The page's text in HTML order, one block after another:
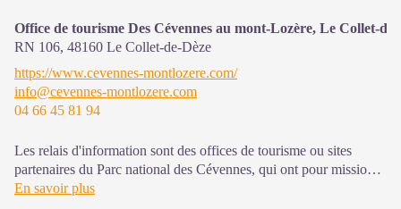
de l'office de tourisme et du Parc.
Une expo interactive présente le Parc national des Cévennes et
ses actions.
Sur place : Une boutique, librairie découverte et produits siglés
Ouvert toute l'année (se renseigner sur les jours et horaires en
saison hivernale).
Office de tourisme Des Cévennes au mont-Lozère, Le Collet-de-
RN 106, 48160 Le Collet-de-Dèze
https://www.cevennes-montlozere.com/
info@cevennes-montlozere.com
04 66 45 81 94
Les relais d'information sont des offices de tourisme ou sites
partenaires du Parc national des Cévennes, qui ont pour mission
l'information et la sensibilisation sur l'offre de découverte et
En savoir plus